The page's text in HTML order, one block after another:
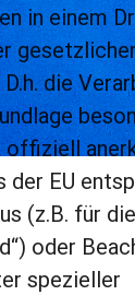
in einem
die
offiziell
der EU
(z.B. für
oder
spezieller